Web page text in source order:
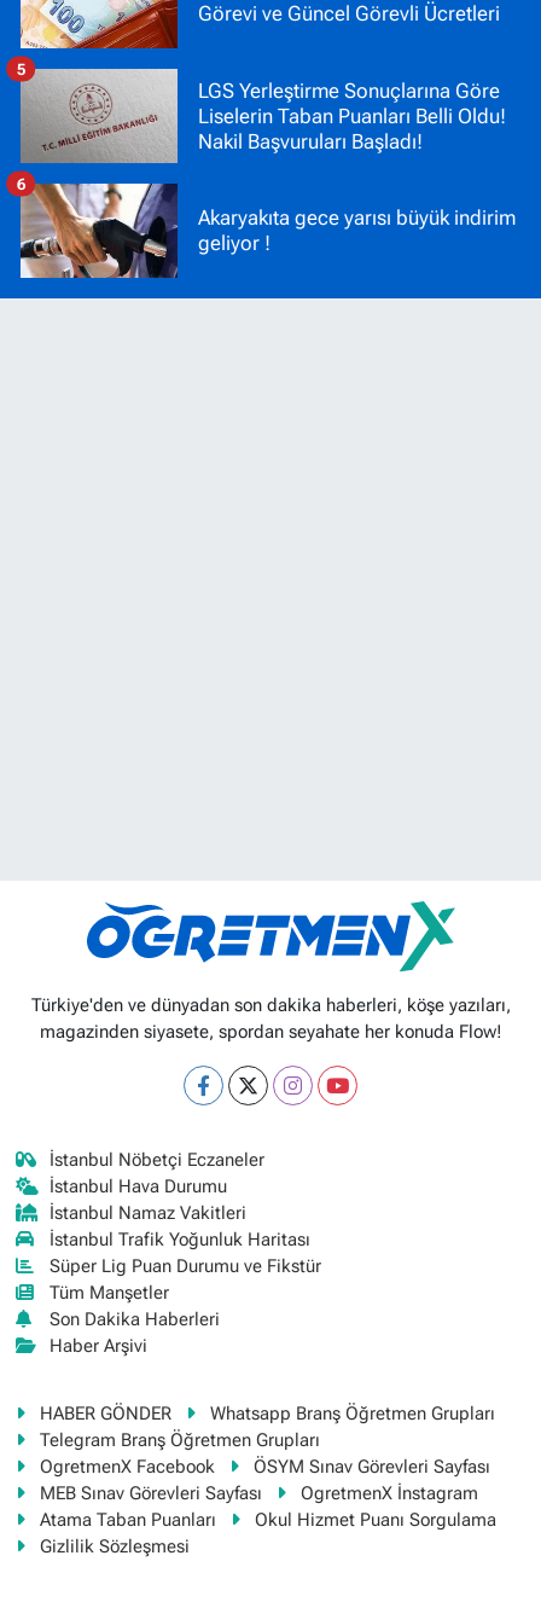
Görevi ve Güncel Görevli Ücretleri
LGS Yerleştirme Sonuçlarına Göre
Liselerin Taban Puanları Belli Oldu!
Nakil Başvuruları Başladı!
5
Akaryakıta gece yarısı büyük indirim
geliyor !
6
Türkiye'den ve dünyadan son dakika haberleri, köşe yazıları,
magazinden siyasete, spordan seyahate her konuda Flow!
İstanbul Nöbetçi Eczaneler
İstanbul Hava Durumu
İstanbul Namaz Vakitleri
İstanbul Trafik Yoğunluk Haritası
Süper Lig Puan Durumu ve Fikstür
Tüm Manşetler
Son Dakika Haberleri
Haber Arşivi
HABER GÖNDER
Whatsapp Branş Öğretmen Grupları
Telegram Branş Öğretmen Grupları
OgretmenX Facebook
ÖSYM Sınav Görevleri Sayfası
MEB Sınav Görevleri Sayfası
OgretmenX İnstagram
Atama Taban Puanları
Okul Hizmet Puanı Sorgulama
Gizlilik Sözleşmesi